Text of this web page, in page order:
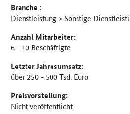
Branche :
Dienstleistung > Sonstige
Anzahl Mitarbeiter:
6 - 10 Beschäftigte
Letzter Jahresumsatz:
über 250 - 500 Tsd. Euro
Preisvorstellung:
Nicht veröffentlicht